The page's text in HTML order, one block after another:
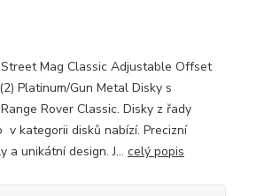
Mag Classic Adjustable Offset
Platinum/Gun Metal Disky s
Rover Classic. Disky z řady
kategorii disků nabízí. Precizní
a unikátní design. J... celý popis